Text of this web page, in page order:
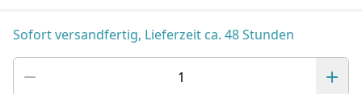
Sofort versandfertig, Lieferzeit ca. 48 Stunden